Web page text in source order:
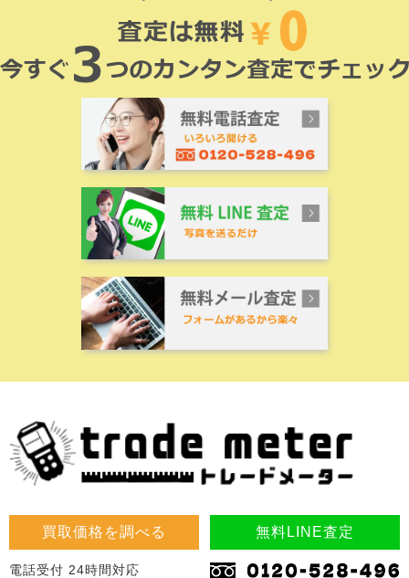
買取価格を調べる 無料LINE査定
電話受付 24時間対応